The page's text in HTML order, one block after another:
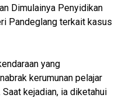
Dimulainya Penyidikan
Pandeglang terkait kasus
yang
kerumunan pelajar
kejadian, ia diketahui